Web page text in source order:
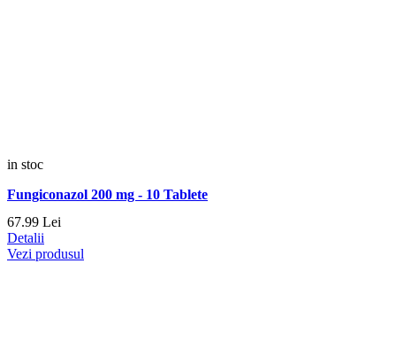
in stoc
Fungiconazol 200 mg - 10 Tablete
67.99 Lei
Detalii
Vezi produsul